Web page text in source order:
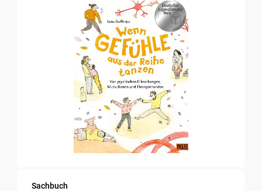
Sachbuch